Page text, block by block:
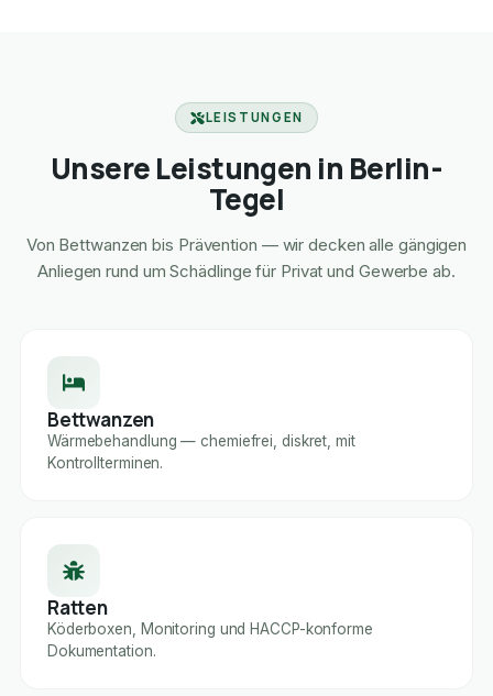
LEISTUNGEN
Unsere Leistungen in Berlin-
Tegel
Von Bettwanzen bis Prävention — wir decken alle gängigen
Anliegen rund um Schädlinge für Privat und Gewerbe ab.
Bettwanzen
Wärmebehandlung — chemiefrei, diskret, mit
Kontrollterminen.
Ratten
Köderboxen, Monitoring und HACCP-konforme
Dokumentation.